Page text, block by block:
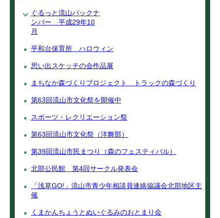
ぐるっと流山バックナ
ンバー 平成29年10
月
平和台保育所 ハロウィン
思い出スケッチの会作品展
まちなか森づくりプロジェクト トラックの森づくり
第63回流山市文化祭を開催中
スポーツ・レクリエーション祭
第63回流山市文化祭（洋舞部）
第39回流山市民まつり（森のフェスティバル）
北部公民館 第4回サークル発表会
「浅草GO!」流山市青少年相談員連絡協議会北部地区主
催
くまかんちょうとぬいぐるみのおとまり会